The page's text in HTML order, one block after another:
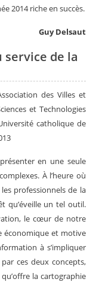
2014 riche en succès.
Guy Delsaut
de la
des Villes et
et Technologies
catholique de
en une seule
À l’heure où
professionnels de la
qu’éveille un tel outil.
le cœur de notre
économique et motive
à s’impliquer
ces deux concepts,
la cartographie